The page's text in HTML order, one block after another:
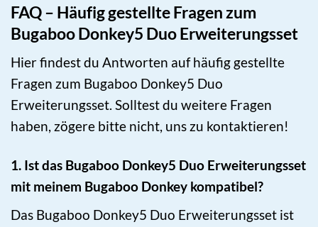
FAQ – Häufig gestellte Fragen zum
Bugaboo Donkey5 Duo Erweiterungsset
Hier findest du Antworten auf häufig gestellte
Fragen zum Bugaboo Donkey5 Duo
Erweiterungsset. Solltest du weitere Fragen
haben, zögere bitte nicht, uns zu kontaktieren!
1. Ist das Bugaboo Donkey5 Duo Erweiterungsset
mit meinem Bugaboo Donkey kompatibel?
Das Bugaboo Donkey5 Duo Erweiterungsset ist